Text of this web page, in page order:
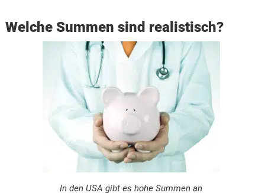
Welche Summen sind realistisch?
In den USA gibt es hohe Summen an